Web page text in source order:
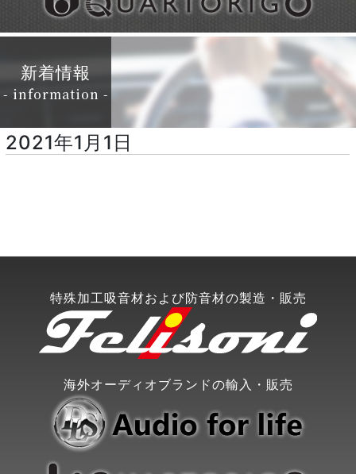
新着情報
- information -
2021年1月1日
特殊加工吸音材および防音材の製造・販売
海外オーディオブランドの輸入・販売